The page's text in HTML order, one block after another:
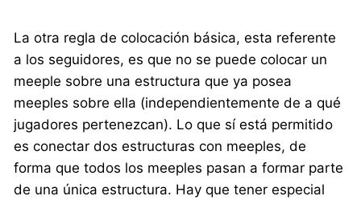
La otra regla de colocación básica, esta referente
a los seguidores, es que no se puede colocar un
meeple sobre una estructura que ya posea
meeples sobre ella (independientemente de a qué
jugadores pertenezcan). Lo que sí está permitido
es conectar dos estructuras con meeples, de
forma que todos los meeples pasan a formar parte
de una única estructura. Hay que tener especial